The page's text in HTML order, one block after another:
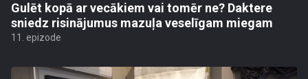
Gulēt kopā ar vecākiem vai tomēr ne? Daktere
sniedz risinājumus mazuļa veselīgam miegam
11. epizode